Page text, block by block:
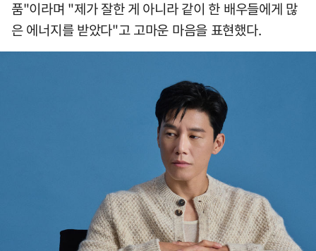
품"이라며 "제가 잘한 게 아니라 같이 한 배우들에게 많
은 에너지를 받았다"고 고마운 마음을 표현했다.